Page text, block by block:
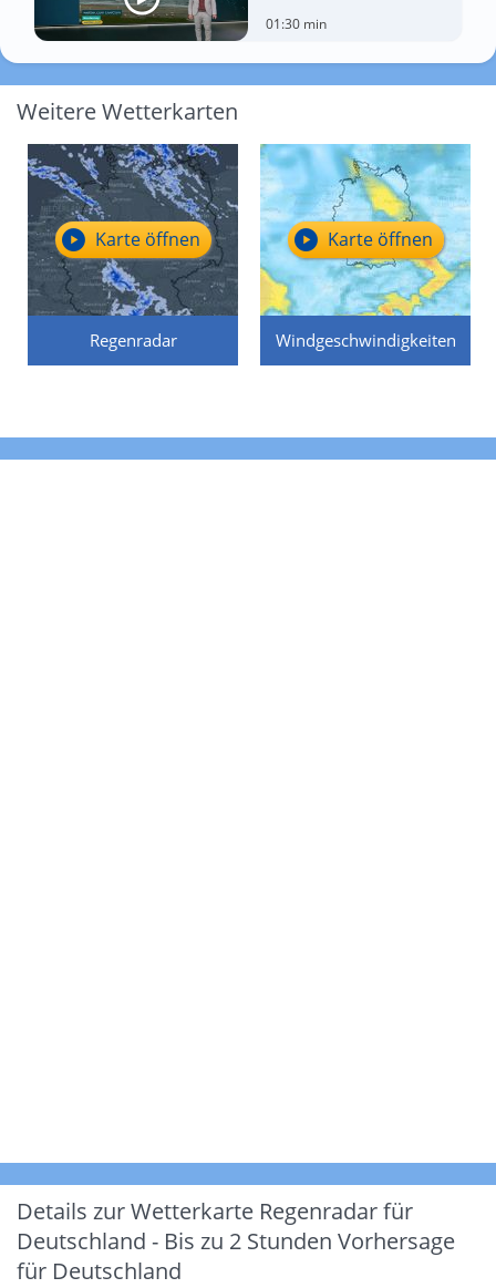
01:30 min
Weitere Wetterkarten
Regenradar
Karte öffnen
Windgeschwindigkeiten
Karte öffnen
Details zur Wetterkarte Regenradar für
Deutschland - Bis zu 2 Stunden Vorhersage
für Deutschland